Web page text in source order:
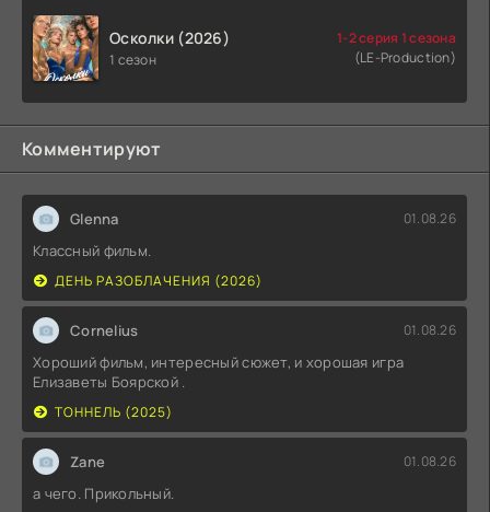
Осколки (2026)
1 сезон
1-2 серия 1 сезона
(LE-Production)
Комментируют
Glenna 01.08.26
Классный фильм.
ДЕНЬ РАЗОБЛАЧЕНИЯ (2026)
Cornelius 01.08.26
Хороший фильм, интересный сюжет, и хорошая игра
Елизаветы Боярской .
ТОННЕЛЬ (2025)
Zane 01.08.26
а чего. Прикольный.